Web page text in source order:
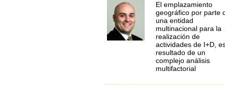
El emplazamiento
geográfico por parte
una entidad
multinacional para la
realización de
actividades de I+D,
resultado de un
complejo análisis
multifactorial